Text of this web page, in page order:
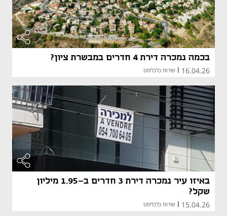
בכמה נמכרה דירת 4 חדרים במבשרת ציון?
16.04.26 שירות כלכליסט
באיזו עיר נמכרה דירת 3 חדרים ב-1.95 מיליון
שקל?
15.04.26 שירות כלכליסט